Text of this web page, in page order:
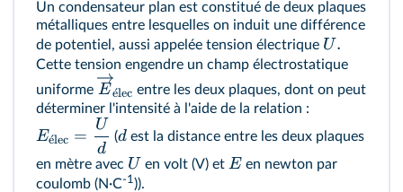
Un condensateur plan est constitué de deux plaques
métalliques entre lesquelles on induit une différence
de potentiel, aussi appelée tension électrique U.
Cette tension engendre un champ électrostatique
uniforme Ee
ˊlec entre les deux plaques, dont on peut
déterminer l'intensité à l'aide de la relation :
Ee
ˊlec =
d
U
(d est la distance entre les deux plaques
en mètre avec U en volt (V) et E en newton par
coulomb (N·C-1 )).